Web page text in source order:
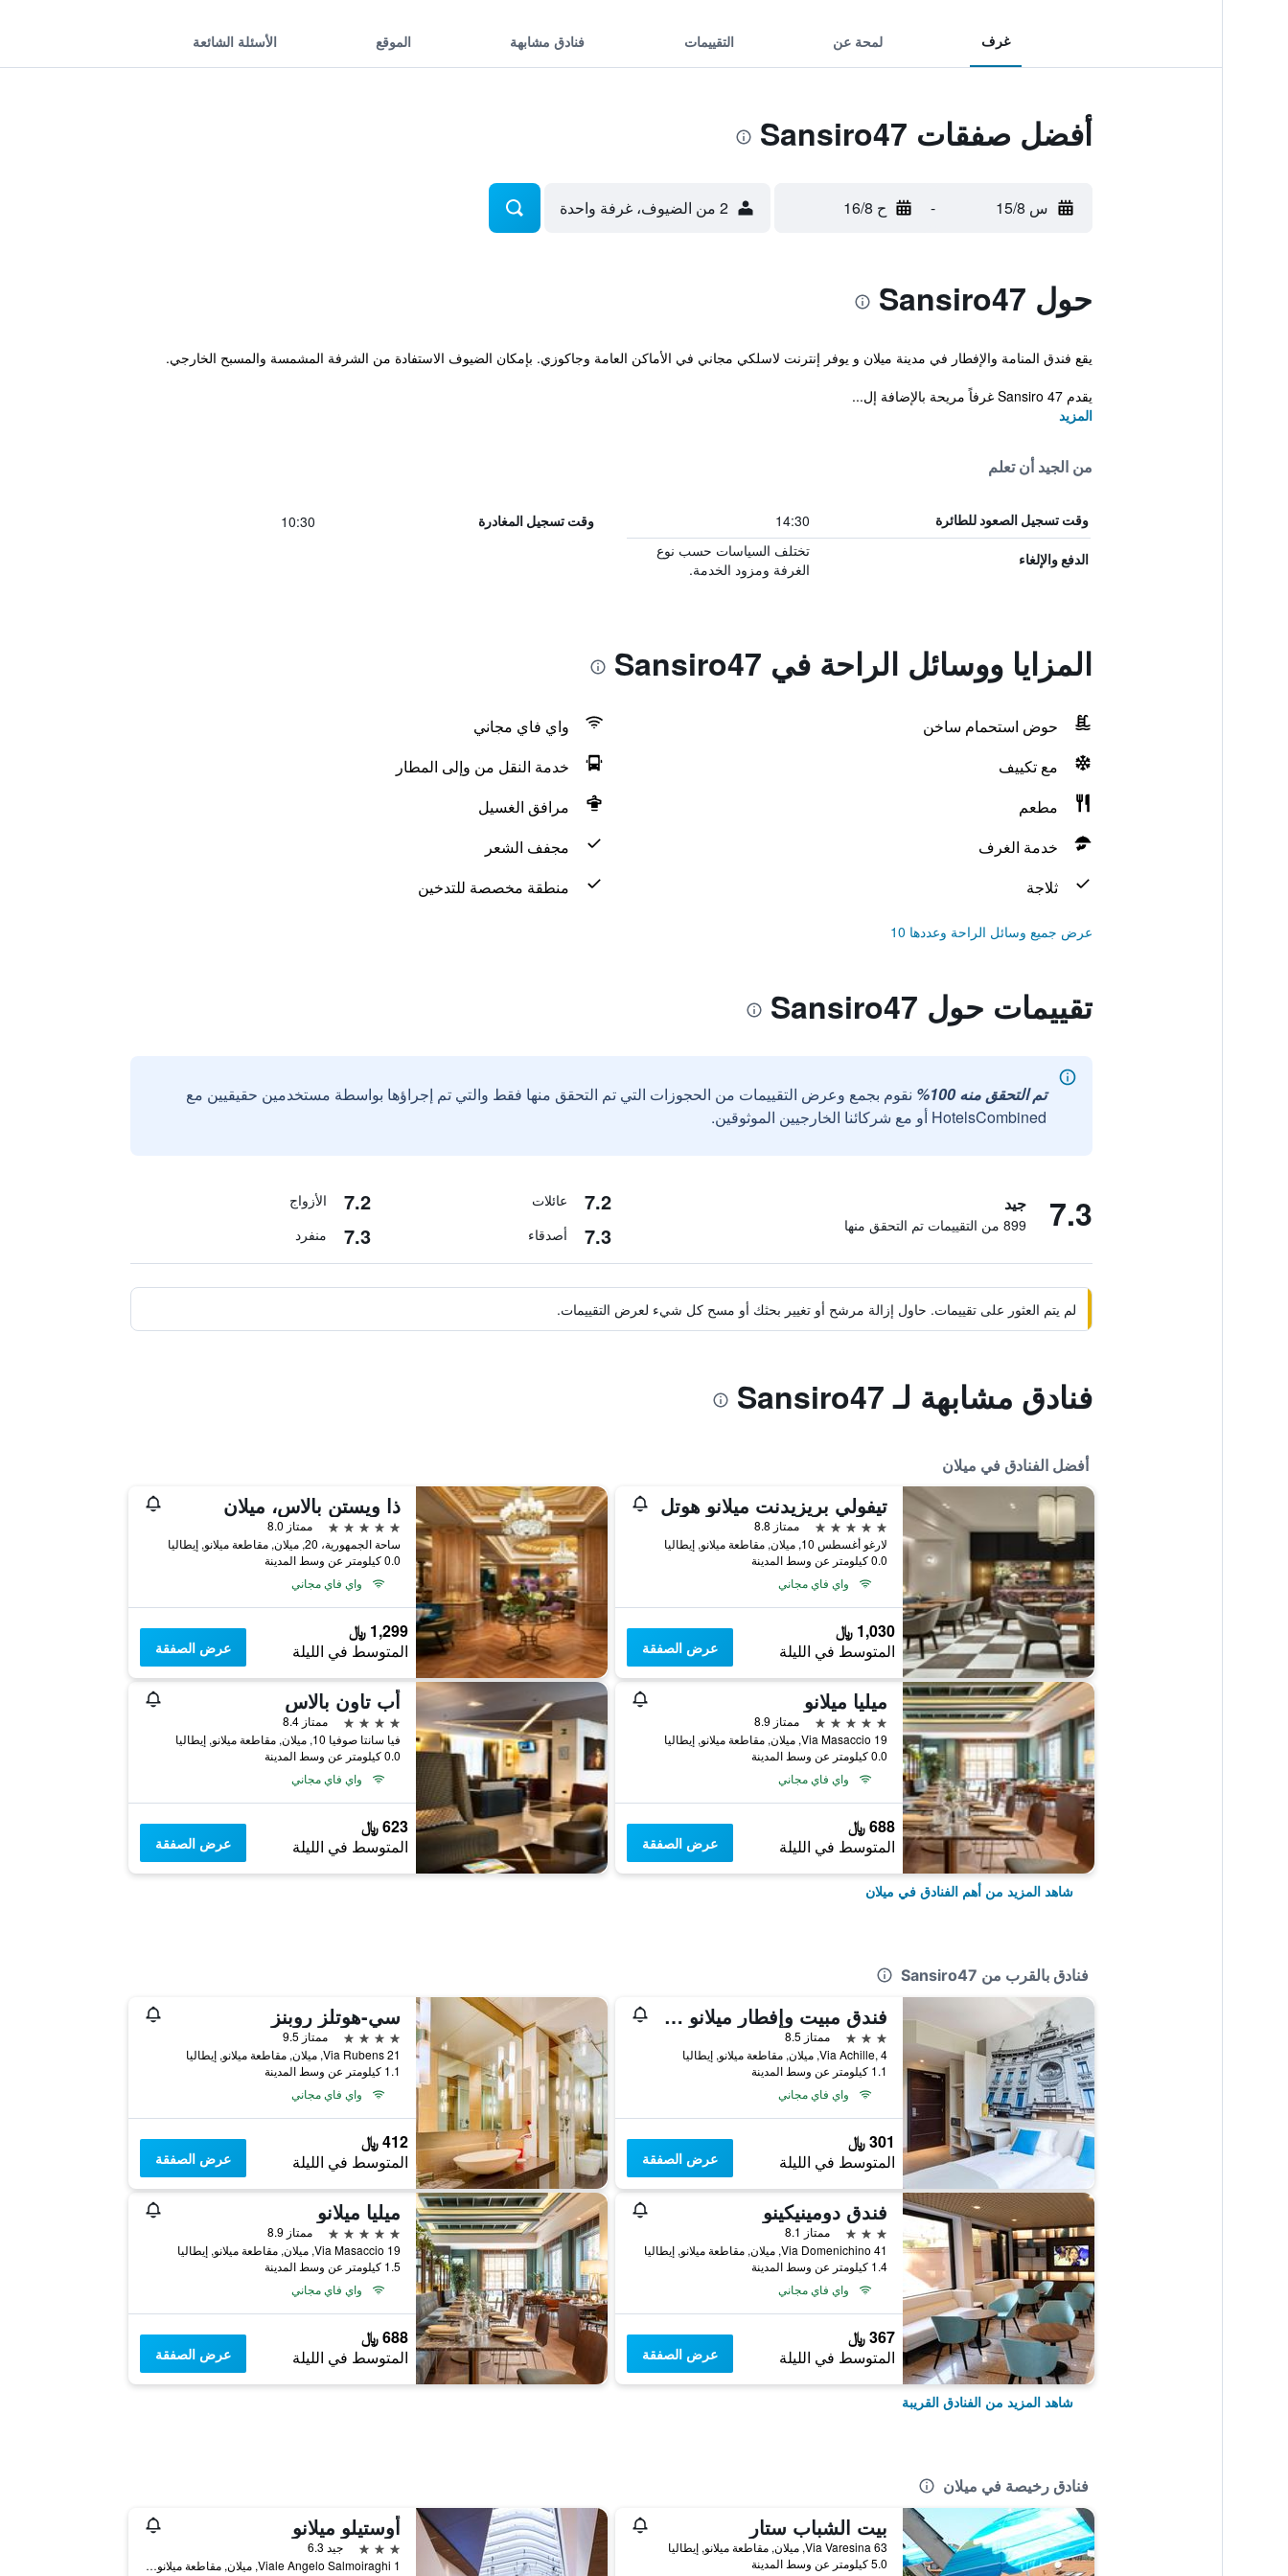
غرف لمحة عن التقييمات فنادق مشابهة الموقع الأسئلة الشائعة
أفضل صفقات Sansiro47
س 15/8 - ح 16/8 2 من الضيوف، غرفة واحدة
حول Sansiro47
يقع فندق المنامة والإفطار في مدينة ميلان و يوفر إنترنت لاسلكي مجاني في الأماكن العامة وجاكوزي. بإمكان الضيوف الاستفادة من الشرفة المشمسة والمسبح الخارجي.
يقدم Sansiro 47 غرفاً مريحة بالإضافة إل...
المزيد
من الجيد أن تعلم
وقت تسجيل الصعود للطائرة 14:30 وقت تسجيل المغادرة 10:30
الدفع والإلغاء
تختلف السياسات حسب نوع
الغرفة ومزود الخدمة.
المزايا ووسائل الراحة في Sansiro47
حوض استحمام ساخن
واي فاي مجاني
مع تكييف
خدمة النقل من وإلى المطار
مطعم
مرافق الغسيل
خدمة الغرف
مجفف الشعر
ثلاجة
منطقة مخصصة للتدخين
عرض جميع وسائل الراحة وعددها 10
تقييمات حول Sansiro47
تم التحقق منه 100%
نقوم بجمع وعرض التقييمات من الحجوزات التي تم التحقق منها فقط والتي تم إجراؤها بواسطة مستخدمين حقيقيين مع
HotelsCombined أو مع شركائنا الخارجيين الموثوقين.
7.3 جيد
899 من التقييمات تم التحقق منها
7.2 عائلات 7.2 الأزواج
7.3 أصدقاء 7.3 منفرد
لم يتم العثور على تقييمات. حاول إزالة مرشح أو تغيير بحثك أو مسح كل شيء لعرض التقييمات.
فنادق مشابهة لـ Sansiro47
أفضل الفنادق في ميلان
تيفولي بريزيدنت ميلانو هوتل
5 نجوم
ممتاز 8.8
لارغو أغسطس 10, ميلان, مقاطعة ميلانو, إيطاليا
0.0 كيلومتر عن وسط المدينة
واي فاي مجاني
1,030 ﷼
المتوسط في الليلة عرض الصفقة
ذا ويستن بالاس، ميلان
5 نجوم
ممتاز 8.0
ساحة الجمهورية، 20, ميلان, مقاطعة ميلانو, إيطاليا
0.0 كيلومتر عن وسط المدينة
واي فاي مجاني
1,299 ﷼
المتوسط في الليلة عرض الصفقة
ميليا ميلانو
5 نجوم
ممتاز 8.9
Via Masaccio 19, ميلان, مقاطعة ميلانو, إيطاليا
0.0 كيلومتر عن وسط المدينة
واي فاي مجاني
688 ﷼
المتوسط في الليلة عرض الصفقة
أب تاون بالاس
4 نجوم
ممتاز 8.4
فيا سانتا صوفيا 10, ميلان, مقاطعة ميلانو, إيطاليا
0.0 كيلومتر عن وسط المدينة
واي فاي مجاني
623 ﷼
المتوسط في الليلة عرض الصفقة
شاهد المزيد من أهم الفنادق في ميلان
فنادق بالقرب من Sansiro47
فندق مبيت وإفطار ميلانو سان سيرو
3 نجوم
ممتاز 8.5
Via Achille, 4, ميلان, مقاطعة ميلانو, إيطاليا
1.1 كيلومتر عن وسط المدينة
واي فاي مجاني
301 ﷼
المتوسط في الليلة عرض الصفقة
سي-هوتلز روبنز
4 نجوم
ممتاز 9.5
Via Rubens 21, ميلان, مقاطعة ميلانو, إيطاليا
1.1 كيلومتر عن وسط المدينة
واي فاي مجاني
412 ﷼
المتوسط في الليلة عرض الصفقة
فندق دومينيكينو
3 نجوم
ممتاز 8.1
Via Domenichino 41, ميلان, مقاطعة ميلانو, إيطاليا
1.4 كيلومتر عن وسط المدينة
واي فاي مجاني
367 ﷼
المتوسط في الليلة عرض الصفقة
ميليا ميلانو
5 نجوم
ممتاز 8.9
Via Masaccio 19, ميلان, مقاطعة ميلانو, إيطاليا
1.5 كيلومتر عن وسط المدينة
واي فاي مجاني
688 ﷼
المتوسط في الليلة عرض الصفقة
شاهد المزيد من الفنادق القريبة
فنادق رخيصة في ميلان
بيت الشباب ستار
Via Varesina 63, ميلان, مقاطعة ميلانو, إيطاليا
5.0 كيلومتر عن وسط المدينة
أوستيلو ميلانو
3 نجوم
جيد 6.3
Viale Angelo Salmoiraghi 1, ميلان, مقاطعة ميلانو, إيطاليا